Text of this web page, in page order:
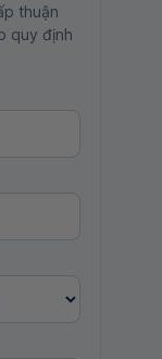
thuận
quy định